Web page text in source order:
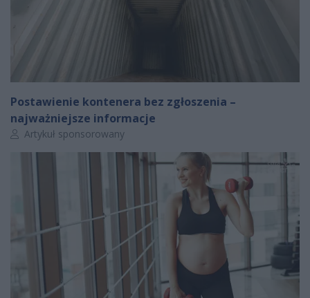
Postawienie kontenera bez zgłoszenia –
najważniejsze informacje
Autor artykułu:
Artykuł sponsorowany